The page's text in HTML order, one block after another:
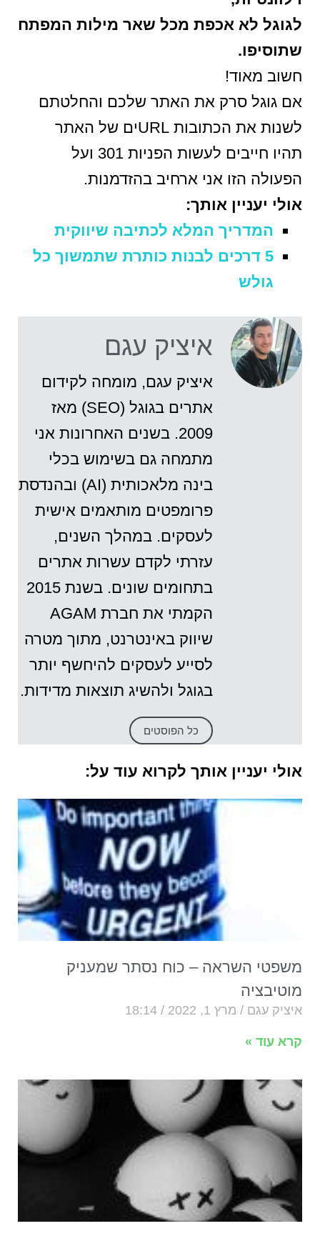
לגוגל לא אכפת מכל שאר מילות המפתח
שתוסיפו.
חשוב מאוד!
אם גוגל סרק את האתר שלכם והחלטתם
לשנות את הכתובות URLים של האתר
תהיו חייבים לעשות הפניות 301 ועל
הפעולה הזו אני ארחיב בהזדמנות.
אולי יעניין אותך:
המדריך המלא לכתיבה שיווקית
5 דרכים לבנות כותרת שתמשוך כל
גולש
איציק עגם
איציק עגם, מומחה לקידום
אתרים בגוגל (SEO) מאז
2009. בשנים האחרונות אני
מתמחה גם בשימוש בכלי
בינה מלאכותית (AI) ובהנדסת
פרומפטים מותאמים אישית
לעסקים. במהלך השנים,
עזרתי לקדם עשרות אתרים
בתחומים שונים. בשנת 2015
הקמתי את חברת AGAM
שיווק באינטרנט, מתוך מטרה
לסייע לעסקים להיחשף יותר
בגוגל ולהשיג תוצאות מדידות.
כל הפוסטים
אולי יעניין אותך לקרוא עוד על:
משפטי השראה – כוח נסתר שמעניק
מוטיבציה
איציק עגם מרץ 1, 2022
קרא עוד »